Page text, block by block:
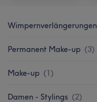
Wimpernverlängerungen
Permanent Make-up (3)
Make-up (1)
Damen - Stylings (2)